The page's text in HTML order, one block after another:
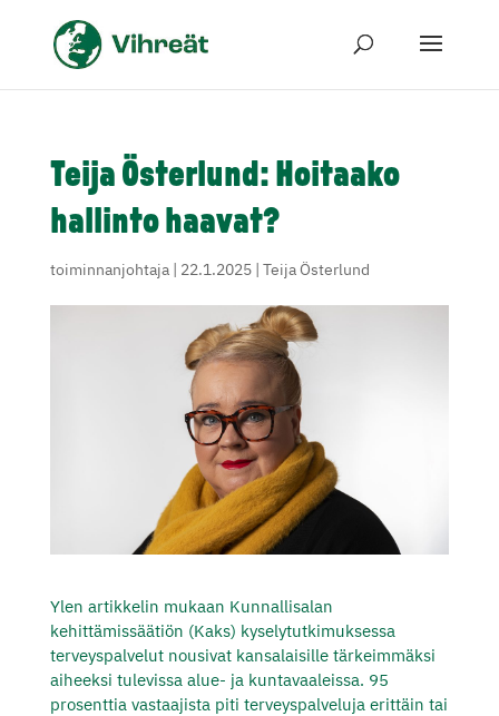
Teija Österlund: Hoitaako
hallinto haavat?
toiminnanjohtaja| 22.1.2025| Teija Österlund
Ylen artikkelin mukaan Kunnallisalan
kehittämissäätiön (Kaks) kyselytutkimuksessa
terveyspalvelut nousivat kansalaisille tärkeimmäksi
aiheeksi tulevissa alue- ja kuntavaaleissa. 95
prosenttia vastaajista piti terveyspalveluja erittäin tai